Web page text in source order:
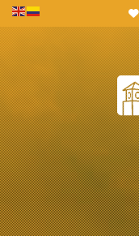
Estudiantes Profesores